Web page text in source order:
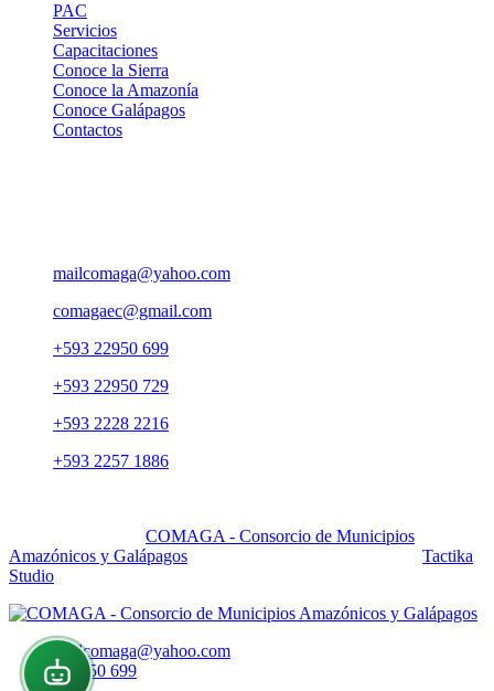
PAC
Servicios
Capacitaciones
Conoce la Sierra
Conoce la Amazonía
Conoce Galápagos
Contactos
mailcomaga@yahoo.com
comagaec@gmail.com
+593 22950 699
+593 22950 729
+593 2228 2216
+593 2257 1886
COMAGA - Consorcio de Municipios
Amazónicos y Galápagos
Tactika
Studio
mailcomaga@yahoo.com
022950 699